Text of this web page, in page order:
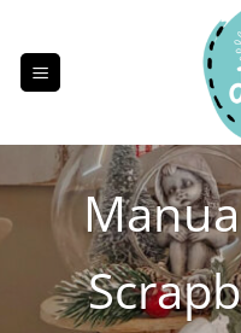
contenido